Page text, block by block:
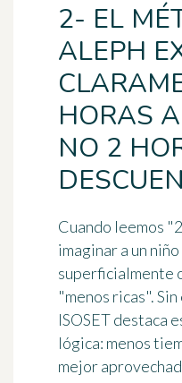
2- EL
ALEPH
HORAS
NO 2
Cuando leemos
imaginar a un
superficialmente
"menos ricas".
ISOSET destaca
lógica: menos
mejor